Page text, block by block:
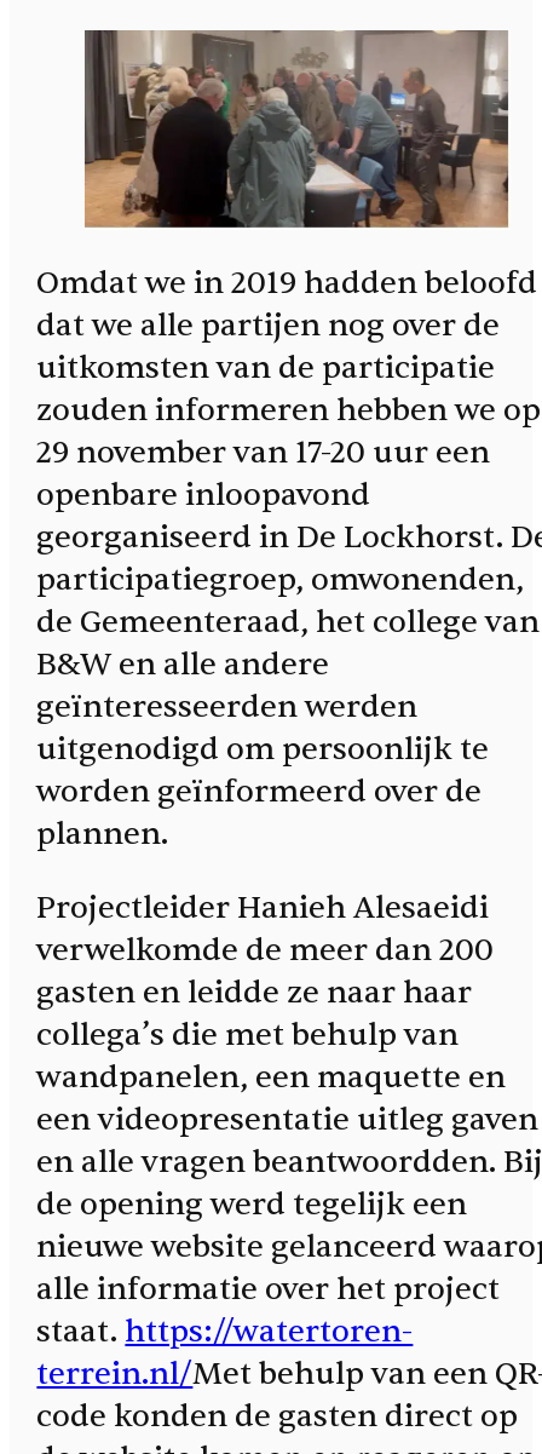
Omdat we in 2019 hadden beloofd
dat we alle partijen nog over de
uitkomsten van de participatie
zouden informeren hebben we op
29 november van 17-20 uur een
openbare inloopavond
georganiseerd in De Lockhorst.
participatiegroep, omwonenden,
de Gemeenteraad, het college van
B&W en alle andere
geïnteresseerden werden
uitgenodigd om persoonlijk te
worden geïnformeerd over de
plannen.
Projectleider Hanieh Alesaeidi
verwelkomde de meer dan 200
gasten en leidde ze naar haar
collega’s die met behulp van
wandpanelen, een maquette en
een videopresentatie uitleg gaven
en alle vragen beantwoordden.
de opening werd tegelijk een
nieuwe website gelanceerd
alle informatie over het project
staat. https://watertoren-
terrein.nl/Met behulp van een
code konden de gasten direct op